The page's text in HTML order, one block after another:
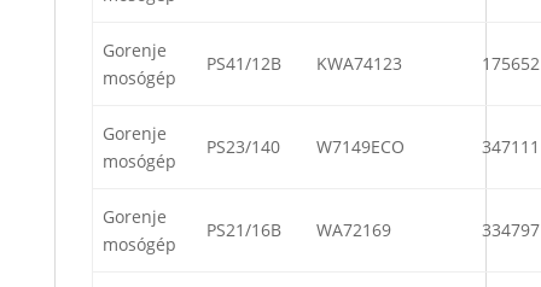
Gorenje
mosógép
PS41/12B KWA74123 175652
Gorenje
mosógép
PS23/140 W7149ECO 347111
Gorenje
mosógép
PS21/16B WA72169 334797